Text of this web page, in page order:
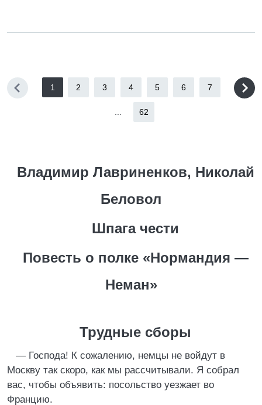
1 2 3 4 5 6 7
62
Владимир Лавриненков, Николай
Беловол
Шпага чести
Повесть о полке «Нормандия —
Неман»
Трудные сборы
— Господа! К сожалению, немцы не войдут в
Москву так скоро, как мы рассчитывали. Я собрал
вас, чтобы объявить: посольство уезжает во
Францию.